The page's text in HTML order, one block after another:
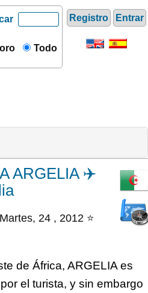
Registro Entrar
Todo
ARGELIA ✈️
24 , 2012 ⭐
de África, ARGELIA es
el turista, y sin embargo